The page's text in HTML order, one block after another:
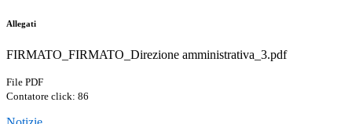
Allegati
FIRMATO_FIRMATO_Direzione amministrativa_3.pdf
File PDF
Contatore click: 86